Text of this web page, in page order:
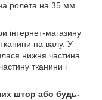
ролета на 35 мм
інтернет-магазину
на валу. У
нижня частина
тканини і
штор або будь-